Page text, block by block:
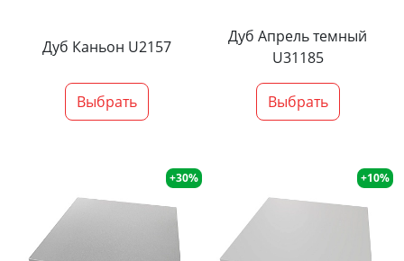
Дуб Каньон U2157
Выбрать
Дуб Апрель темный
U31185
Выбрать
+30% +10%